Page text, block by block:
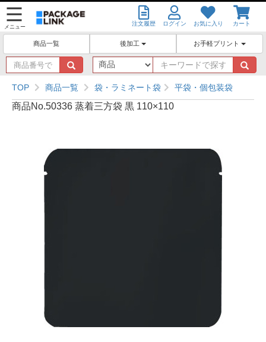
メニュー 注文履歴 ログイン お気に入り カート
商品一覧 後加工 お手軽プリント
商
品
番
号
で
キ
ー
ワ
ー
TOP 商品一覧 袋・ラミネート袋 平袋・個包装袋
商品No.50336 蒸着三方袋 黒 110×110